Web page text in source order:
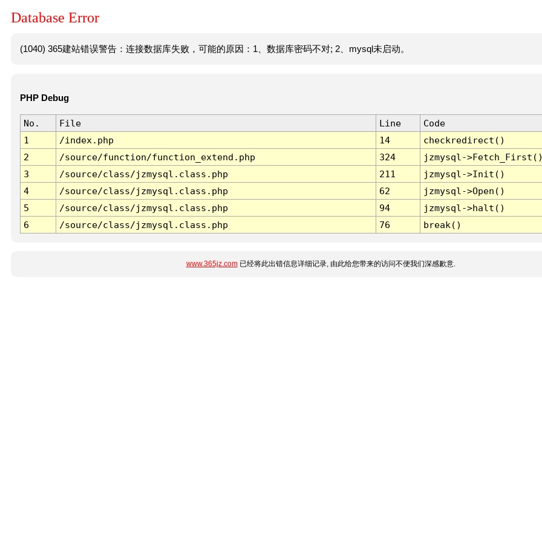
Database Error
(1040) 365建站错误警告：连接数据库失败，可能的原因：1、数据库密码不对; 2、mysql未启动。
PHP Debug
No. File Line
Code
1
/index.php 14
checkredirect()
2
/source/function/function_extend.php 324
jzmysql-
3
/source/class/jzmysql.class.php 211
jzmysql->Init()
4
/source/class/jzmysql.class.php 62
jzmysql->Open()
5
/source/class/jzmysql.class.php 94
jzmysql->halt()
6
/source/class/jzmysql.class.php 76 break()
www.365jz.com已经将此出错信息详细记录, 由此给您带来的访问不便我们深感歉意.